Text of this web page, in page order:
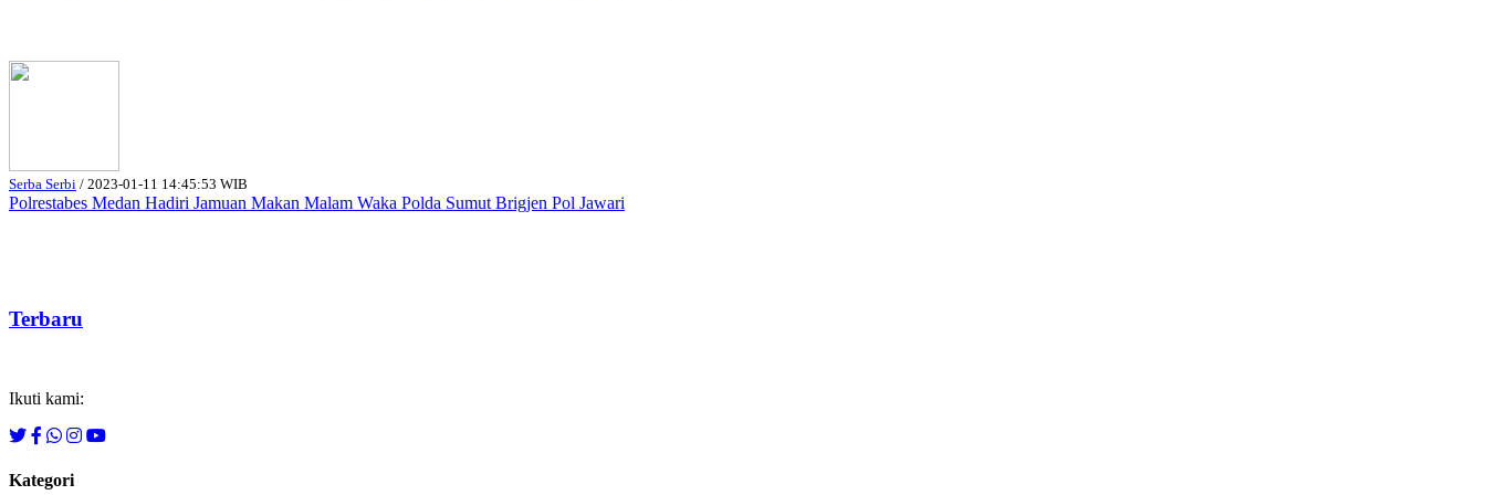
Serba Serbi / 2023-01-11 14:45:53 WIB
Polrestabes Medan Hadiri Jamuan Makan Malam Waka Polda Sumut Brigjen Pol Jawari
Terbaru
Ikuti kami:
Kategori